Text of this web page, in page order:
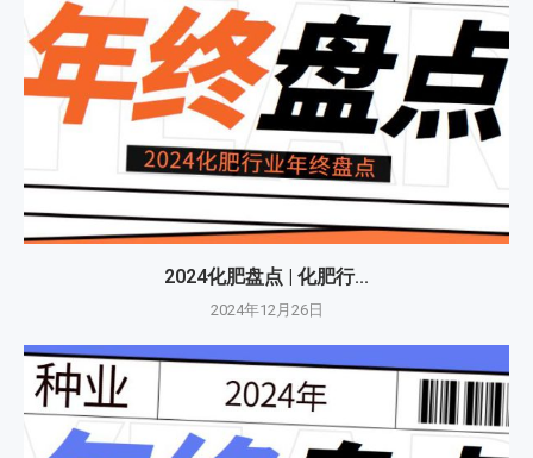
2024化肥盘点 | 化肥行...
2024年12月26日